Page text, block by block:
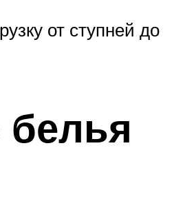
от ступней до